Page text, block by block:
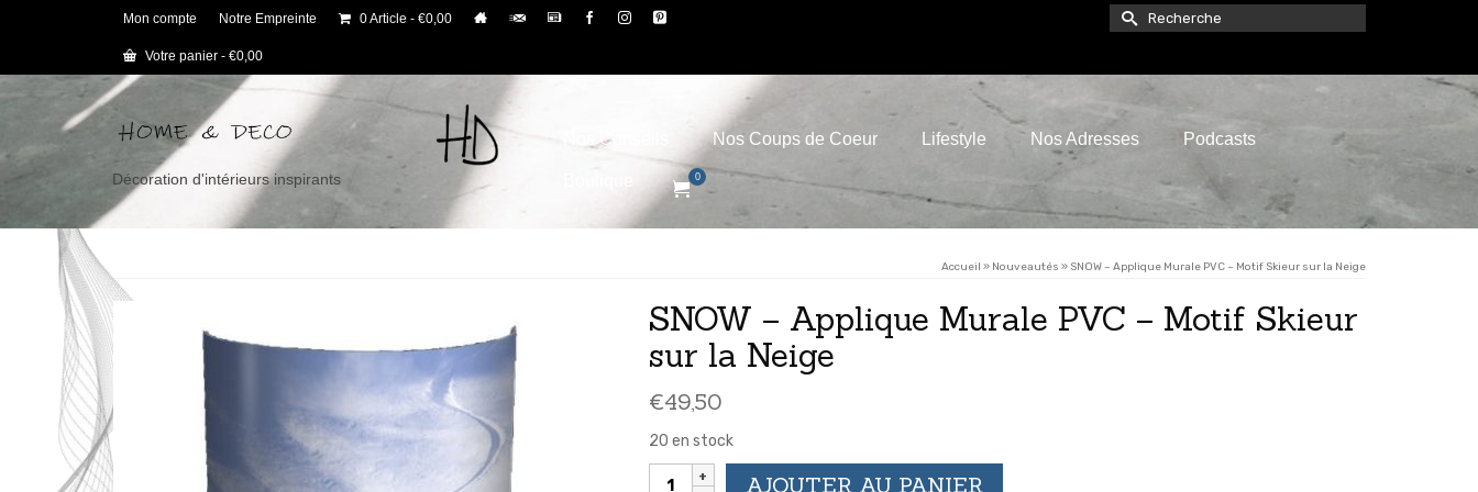
Mon compte Notre Empreinte 0 Article €0,00
Votre panier - €0,00
Rechercher :
Décoration d'intérieurs inspirants
Nos Conseils Nos Coups de Coeur Lifestyle Nos Adresses Podcasts
0
Accueil » Nouveautés » SNOW – Applique Murale PVC – Motif Skieur sur la Neige
SNOW – Applique Murale PVC – Motif Skieur
sur la Neige
€49,50
20 en stock
quantité
AJOUTER AU PANIER